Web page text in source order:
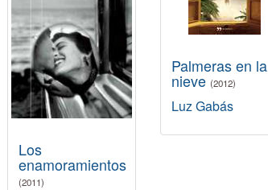
Los
enamoramientos
(2011)
Palmeras en la
nieve (2012)
Luz Gabás